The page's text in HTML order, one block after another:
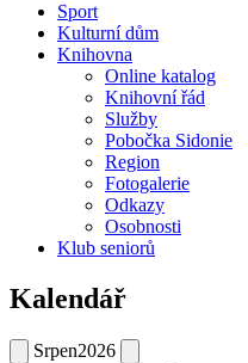
Sport
Kulturní dům
Knihovna
Online katalog
Knihovní řád
Služby
Pobočka Sidonie
Region
Fotogalerie
Odkazy
Osobnosti
Klub seniorů
Kalendář
Srpen2026